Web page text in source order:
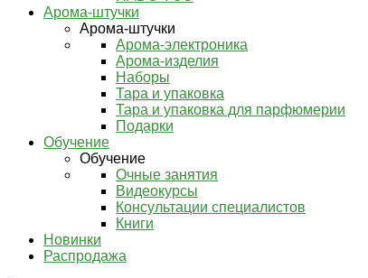
Арома-штучки
Арома-штучки
Арома-электроника
Арома-изделия
Наборы
Тара и упаковка
Тара и упаковка для парфюмерии
Подарки
Обучение
Обучение
Очные занятия
Видеокурсы
Консультации специалистов
Книги
Новинки
Распродажа